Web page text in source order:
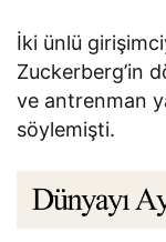
İki ünlü
Zuckerberg’in
ve antrenman
söylemişti.